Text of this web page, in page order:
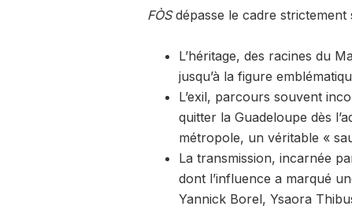
FÒSdépasse le cadre
L’héritage, des racines du
jusqu’à la figure
L’exil, parcours souvent
quitter la Guadeloupe dès
métropole, un véritable «
La transmission, incarnée
dont l’influence a marqué
Yannick Borel, Ysaora